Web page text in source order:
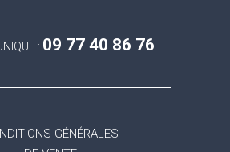
: 09 77 40 86 76
GÉNÉRALES